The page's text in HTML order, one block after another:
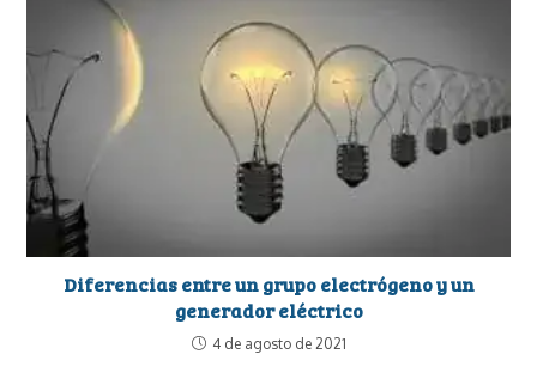
Diferencias entre un grupo electrógeno y un
generador eléctrico
4 de agosto de 2021